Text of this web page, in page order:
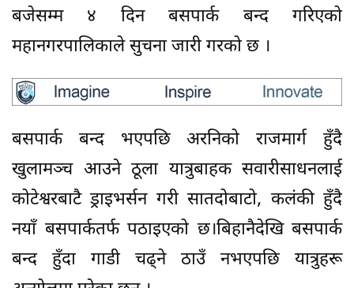
बजेसम्म ४ दिन बसपार्क बन्द गरिएको
महानगरपालिकाले सुचना जारी गरको छ ।
बसपार्क बन्द भएपछि अरनिको राजमार्ग हुँदै
खुलामञ्च आउने ठूला यात्रुबाहक सवारीसाधनलाई
कोटेश्वरबाटै ड्राइभर्सन गरी सातदोबाटो, कलंकी हुँदै
नयाँ बसपार्कतर्फ पठाइएको छ।बिहानैदेखि बसपार्क
बन्द हुँदा गाडी चढ्ने ठाउँ नभएपछि यात्रुहरू